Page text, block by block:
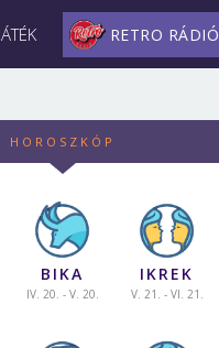
JÁTÉK RETRO RÁDIÓ
HOROSZKÓP
BIKA
IV. 20. - V. 20.
IKREK
V. 21. - VI. 21.